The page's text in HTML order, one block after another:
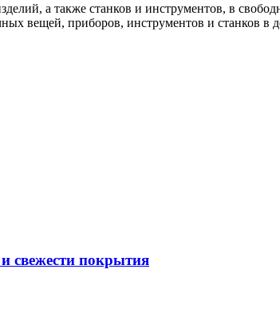
а также станков и инструментов, в
вещей, приборов, инструментов и станков
свежести покрытия